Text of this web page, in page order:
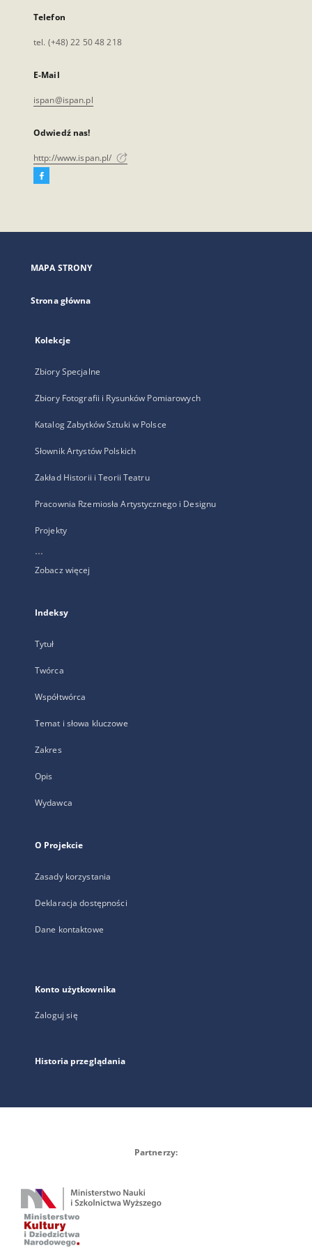
Telefon
tel. (+48) 22 50 48 218
E-Mail
ispan@ispan.pl
Odwiedź nas!
http://www.ispan.pl/
Facebook
się
karcie
MAPA STRONY
Strona główna
Kolekcje
Zbiory Specjalne
Zbiory Fotografii i Rysunków Pomiarowych
Katalog Zabytków Sztuki w Polsce
Słownik Artystów Polskich
Zakład Historii i Teorii Teatru
Pracownia Rzemiosła Artystycznego i Designu
Projekty
...
Zobacz więcej
Indeksy
Tytuł
Twórca
Współtwórca
Temat i słowa kluczowe
Zakres
Opis
Wydawca
O Projekcie
Zasady korzystania
Deklaracja dostępności
Dane kontaktowe
Konto użytkownika
Zaloguj się
Historia przeglądania
Partnerzy: